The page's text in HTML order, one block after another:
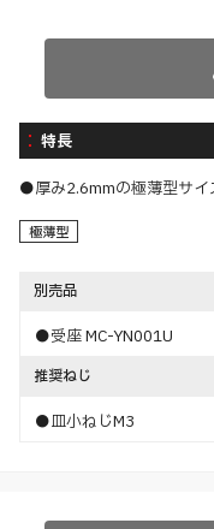
特長
●厚み2.6mmの極薄型サイ
極薄型
別売品
●受座 MC-YN001U
推奨ねじ
●皿小ねじM3